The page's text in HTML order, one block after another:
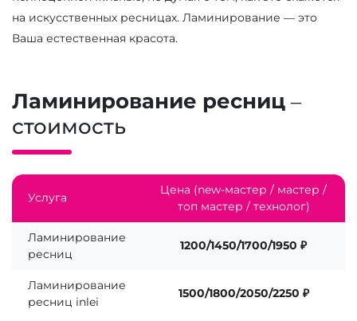
на искусственных ресницах. Ламинирование — это
Ваша естественная красота.
Ламинирование ресниц–
стоимость
Услуга
Цена (new-мастер / мастер /
топ мастер / технолог)
Ламинирование
ресниц
1200/1450/1700/1950 ₽
Ламинирование
ресниц inlei
1500/1800/2050/2250 ₽